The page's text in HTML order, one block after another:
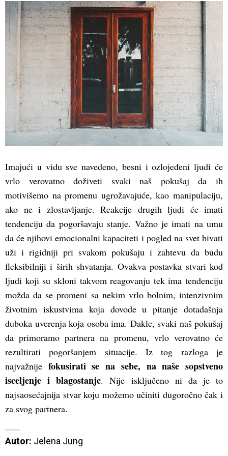
Imajući u vidu sve navedeno, besni i ozlojeđeni ljudi će
vrlo verovatno doživeti svaki naš pokušaj da ih
motivišemo na promenu ugrožavajuće, kao manipulaciju,
ako ne i zlostavljanje. Reakcije drugih ljudi će imati
tendenciju da pogoršavaju stanje. Važno je imati na umu
da će njihovi emocionalni kapaciteti i pogled na svet bivati
uži i rigidniji pri svakom pokušaju i zahtevu da budu
fleksibilniji i širih shvatanja. Ovakva postavka stvari kod
ljudi koji su skloni takvom reagovanju tek ima tendenciju
možda da se promeni sa nekim vrlo bolnim, intenzivnim
životnim iskustvima koja dovode u pitanje dotadašnja
duboka uverenja koja osoba ima. Dakle, svaki naš pokušaj
da primoramo partnera na promenu, vrlo verovatno će
rezultirati pogoršanjem situacije. Iz tog razloga je
najvažnije fokusirati se na sebe, na naše sopstveno
isceljenje i blagostanje. Nije isključeno ni da je to
najsaosećajnija stvar koju možemo učiniti dugoročno čak i
za svog partnera.
Autor: Jelena Jung